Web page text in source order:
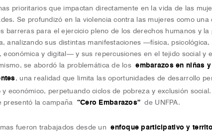
prioritarios que impactan directamente en la vida de las
Se profundizó en la violencia contra las mujeres como una
barreras para el ejercicio pleno de los derechos humanos y la
analizando sus distintas manifestaciones —física, psicológica,
económica y digital— y sus repercusiones en el tejido social y
se abordó la problemática de losembarazos en niñas y
, una realidad que limita las oportunidades de desarrollo
y económico, perpetuando ciclos de pobreza y exclusión social.
presentó la campaña “Cero Embarazos” de UNFPA.
fueron trabajados desde unenfoque participativo y